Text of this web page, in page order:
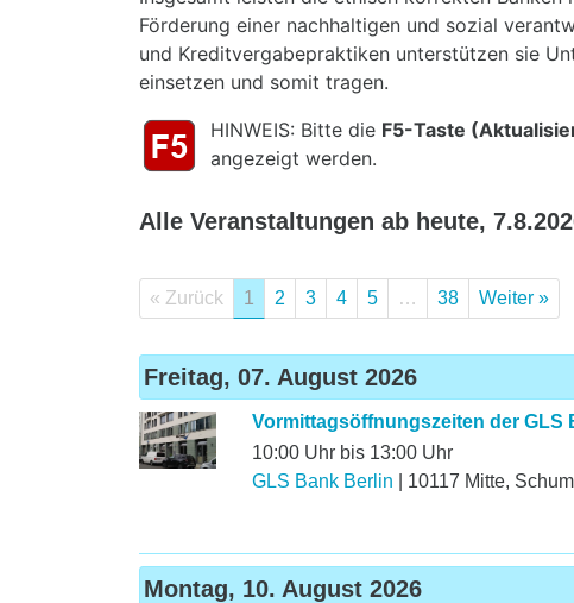
Förderung einer nachhaltigen und sozial
und Kreditvergabepraktiken unterstützen sie
einsetzen und somit tragen.
HINWEIS: Bitte die F5-Taste
angezeigt werden.
Alle Veranstaltungen ab heute,
« Zurück 1 2 3 4 5 … 38 Weiter »
Freitag, 07. August 2026
Vormittagsöffnungszeiten der GLS
10:00 Uhr bis 13:00 Uhr
GLS Bank Berlin
10117 Mitte,
Montag, 10. August 2026